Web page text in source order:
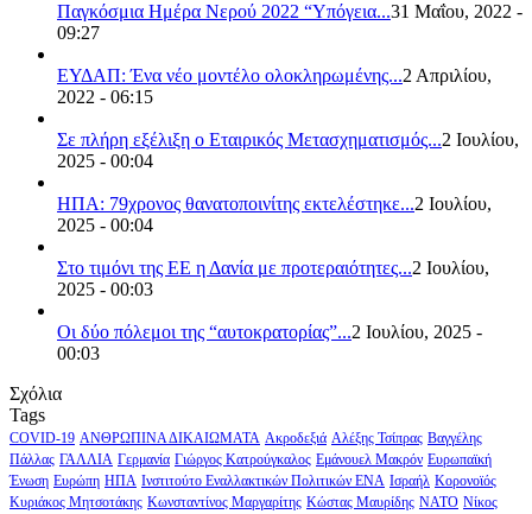
Παγκόσμια Ημέρα Νερού 2022 “Υπόγεια...31 Μαΐου, 2022 -
09:27
ΕΥΔΑΠ: Ένα νέο μοντέλο ολοκληρωμένης...2 Απριλίου,
2022 - 06:15
Σε πλήρη εξέλιξη ο Εταιρικός Μετασχηματισμός...2 Ιουλίου,
2025 - 00:04
ΗΠΑ: 79χρονος θανατοποινίτης εκτελέστηκε...2 Ιουλίου,
2025 - 00:04
Στο τιμόνι της ΕΕ η Δανία με προτεραιότητες...2 Ιουλίου,
2025 - 00:03
Οι δύο πόλεμοι της “αυτοκρατορίας”...2 Ιουλίου, 2025 -
00:03
Σχόλια
Tags
COVID-19 ΑΝΘΡΩΠΙΝΑ ΔΙΚΑΙΩΜΑΤΑ Ακροδεξιά Αλέξης Τσίπρας Βαγγέλης
Πάλλας ΓΑΛΛΙΑ Γερμανία Γιώργος Κατρούγκαλος Εμάνουελ Μακρόν Ευρωπαϊκή
Ένωση Ευρώπη ΗΠΑ Ινστιτούτο Εναλλακτικών Πολιτικών ΕΝΑ Ισραήλ Κορονοϊός
Κυριάκος Μητσοτάκης Κωνσταντίνος Μαργαρίτης Κώστας Μαυρίδης ΝΑΤΟ Νίκος